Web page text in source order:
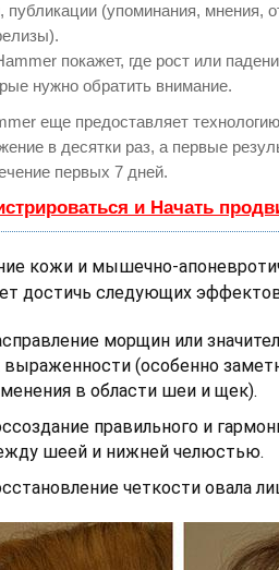
публикации (упоминания, мнения,
покажет, где рост или
нужно обратить внимание.
еще предоставляет
в десятки раз, а первые
первых 7 дней.
и Начать
кожи и мышечно-
достичь следующих
морщин или
выраженности (особенно
в области шеи и щек).
правильного и
шеей и нижней челюстью.
четкости овала